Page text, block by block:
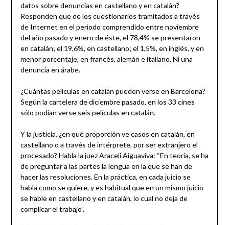
datos sobre denuncias en castellano y en catalán?
Responden que de los cuestionarios tramitados a través
de Internet en el periodo comprendido entre noviembre
del año pasado y enero de éste, el 78,4% se presentaron
en catalán; el 19,6%, en castellano; el 1,5%, en inglés, y en
menor porcentaje, en francés, alemán e italiano. Ni una
denuncia en árabe.
¿Cuántas películas en catalán pueden verse en Barcelona?
Según la cartelera de diciembre pasado, en los 33 cines
sólo podían verse seis películas en catalán.
Y la justicia, ¿en qué proporción ve casos en catalán, en
castellano o a través de intérprete, por ser extranjero el
procesado? Habla la juez Araceli Aiguaviva: “En teoría, se ha
de preguntar a las partes la lengua en la que se han de
hacer las resoluciones. En la práctica, en cada juicio se
habla como se quiere, y es habitual que en un mismo juicio
se hable en castellano y en catalán, lo cual no deja de
complicar el trabajo”.